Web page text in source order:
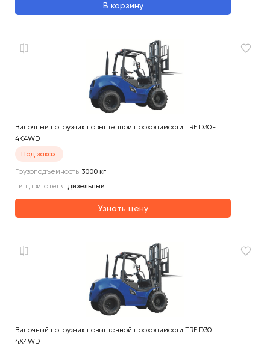
В корзину
Вилочный погрузчик повышенной проходимости TRF D30-
4K4WD
Под заказ
Грузоподъемность 3000 кг
Тип двигателя дизельный
Узнать цену
Вилочный погрузчик повышенной проходимости TRF D30-
4X4WD